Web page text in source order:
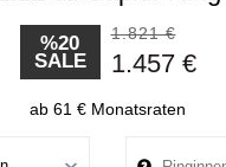
Perlen
Buchstaben
Herren
%20
SALE
1.821 €
1.457 €
ab 61 € Monatsraten